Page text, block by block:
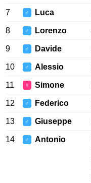
7 ♂ Luca
8 ♂ Lorenzo
9 ♂ Davide
10 ♂ Alessio
11 ♀ Simone
12 ♂ Federico
13 ♂ Giuseppe
14 ♂ Antonio